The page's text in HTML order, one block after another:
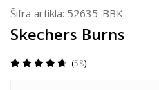
Šifra artikla: 52635-BBK
Skechers Burns
58